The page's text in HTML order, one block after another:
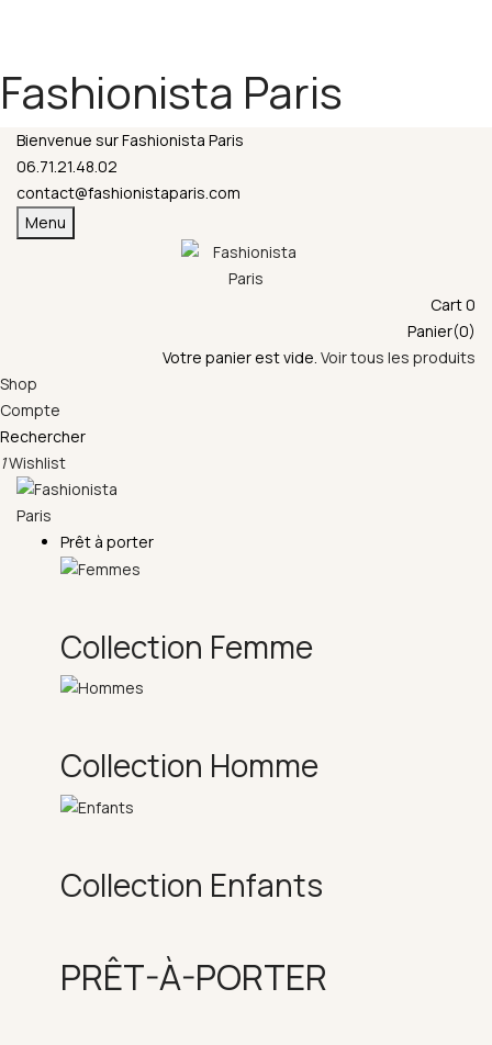
Fashionista Paris
Bienvenue sur Fashionista Paris
06.71.21.48.02
contact@fashionistaparis.com
Menu
Cart0
Panier(0)
Votre panier est vide. Voir tous les produits
Shop
Compte
Rechercher
1Wishlist
Prêt à porter
Collection Femme
Collection Homme
Collection Enfants
PRÊT-À-PORTER
possible durant cette période.